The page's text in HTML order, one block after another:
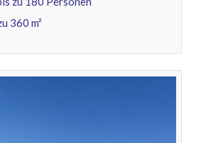
360 m²